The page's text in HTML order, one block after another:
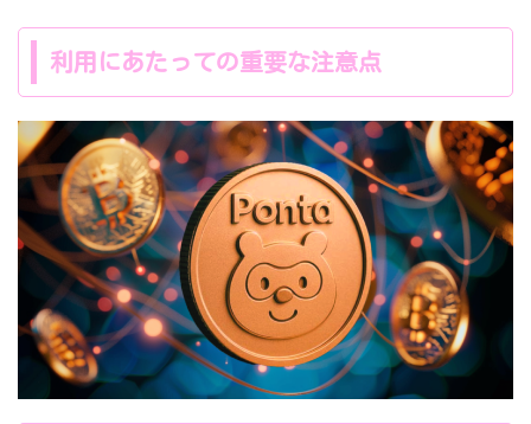
利用にあたっての重要な注意点